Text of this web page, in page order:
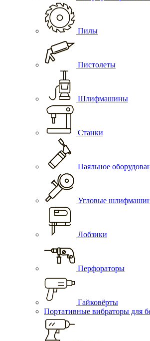
Пилы
Пистолеты
Шлифмашины
Станки
Паяльное
Угловые
Лобзики
Перфораторы
Гайковёрты
Портативные вибраторы для